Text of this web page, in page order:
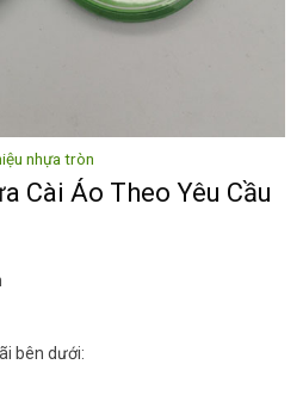
nhựa tròn
Cài Áo Theo Yêu Cầu
bên dưới: